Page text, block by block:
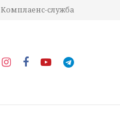
Комплаенс-служба